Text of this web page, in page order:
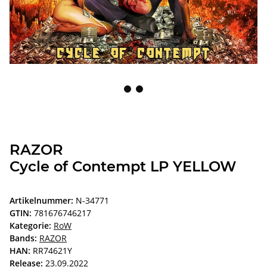
RAZOR
Cycle of Contempt LP YELLOW
Artikelnummer: N-34771
GTIN: 781676746217
Kategorie: RoW
Bands: RAZOR
HAN: RR74621Y
Release: 23.09.2022